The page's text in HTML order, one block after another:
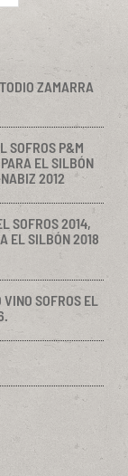
ZAMARRA
SOFROS P&M
EL SILBÓN
2012
SOFROS 2014,
EL SILBÓN 2018
SOFROS EL